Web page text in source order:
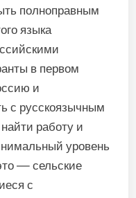
полноправным
языка
в первом
и
с русскоязычным
работу и
уровень
— сельские
с